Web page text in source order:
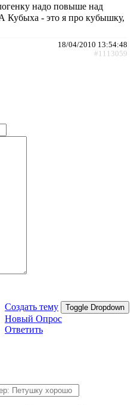
надо повыше над
Кубыха - это я про кубышку,
18/04/2010 13:54:48
#1113059
Создать тему Toggle Dropdown
Новый Опрос
Ответить